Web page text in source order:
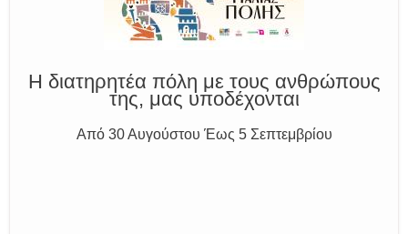
Η διατηρητέα πόλη με τους ανθρώπους
της, μας υποδέχονται